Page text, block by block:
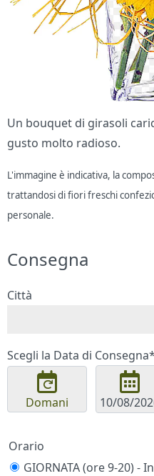
Un bouquet di girasoli
gusto molto radioso.
L'immagine è indicativa, la
trattandosi di fiori freschi
personale.
Consegna
Città
Scegli la Data di Consegna*
Domani
Orario
GIORNATA (ore 9-